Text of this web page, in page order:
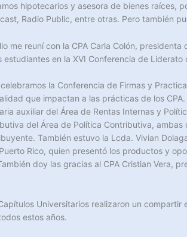
hipotecarios y asesora de bienes raíces,
Radio Public, entre otras. Pero también
me reuní con la CPA Carla Colón,
estudiantes en la XVI Conferencia de Liderato
la Conferencia de Firmas y
que impactan a las prácticas de los
auxiliar del Área de Rentas Internas y
del Área de Política Contributiva,
También estuvo la Lcda. Vivian
Rico, quien presentó los productos y
doy las gracias al CPA Cristian Vera,
Universitarios realizaron un
estos años.